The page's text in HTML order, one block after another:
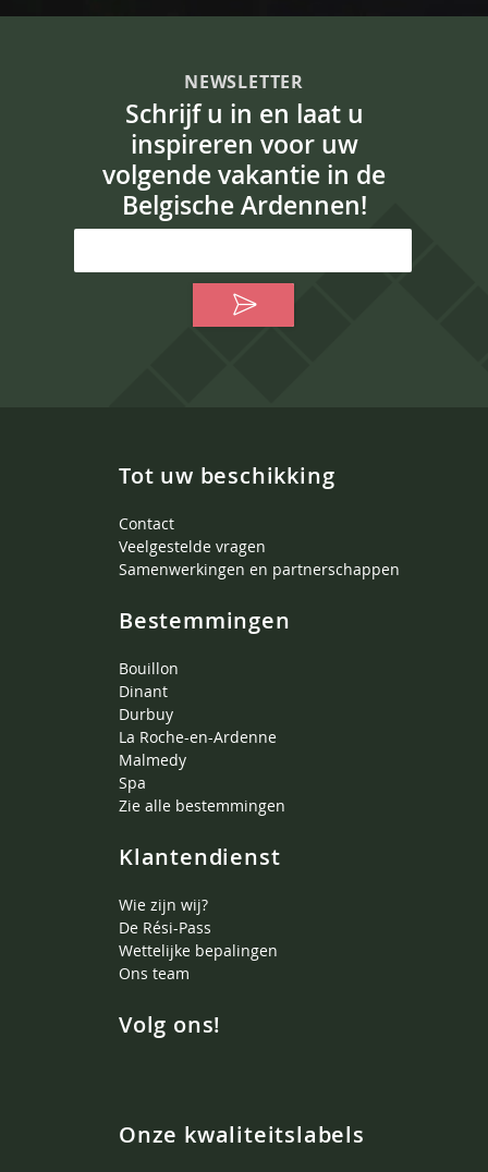
NEWSLETTER
Schrijf u in en laat u
inspireren voor uw
volgende vakantie in de
Belgische Ardennen!
Tot uw beschikking
Contact
Veelgestelde vragen
Samenwerkingen en partnerschappen
Bestemmingen
Bouillon
Dinant
Durbuy
La Roche-en-Ardenne
Malmedy
Spa
Zie alle bestemmingen
Klantendienst
Wie zijn wij?
De Rési-Pass
Wettelijke bepalingen
Ons team
Volg ons!
Onze kwaliteitslabels